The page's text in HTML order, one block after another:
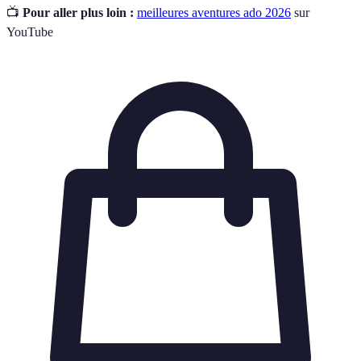
📺 Pour aller plus loin : meilleures aventures ado 2026 sur
YouTube